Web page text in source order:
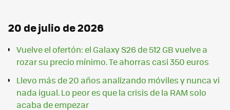
20 de julio de 2026
Vuelve el ofertón: el Galaxy S26 de 512 GB vuelve a
rozar su precio mínimo. Te ahorras casi 350 euros
Llevo más de 20 años analizando móviles y nunca vi
nada igual. Lo peor es que la crisis de la RAM solo
acaba de empezar